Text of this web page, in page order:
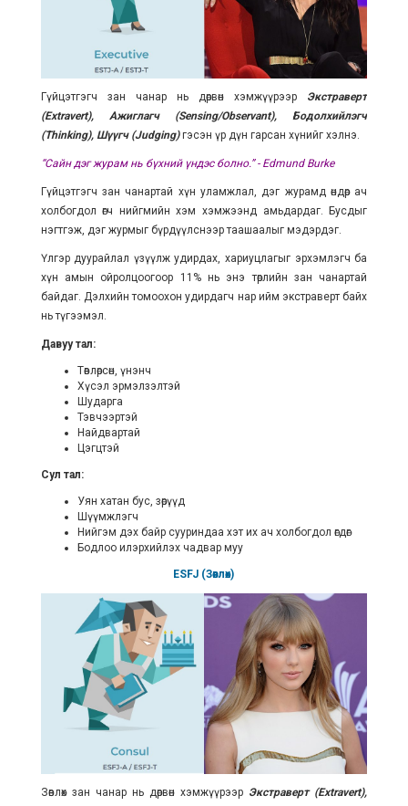
Гүйцэтгэгч зан чанар нь дөрвөн хэмжүүрээр Экстраверт
(Extravert), Ажиглагч (Sensing/Observant), Бодолхийлэгч
(Thinking), Шүүгч (Judging)гэсэн үр дүн гарсан хүнийг хэлнэ.
“Сайн дэг журам нь бүхний үндэс болно.” - Edmund Burke
Гүйцэтгэгч зан чанартай хүн уламжлал, дэг журамд өндөр ач
холбогдол өгч нийгмийн хэм хэмжээнд амьдардаг. Бусдыг
нэгтгэж, дэг журмыг бүрдүүлснээр таашаалыг мэдэрдэг.
Үлгэр дуурайлал үзүүлж удирдах, хариуцлагыг эрхэмлэгч ба
хүн амын ойролцоогоор 11% нь энэ төрлийн зан чанартай
байдаг. Дэлхийн томоохон удирдагч нар ийм экстраверт байх
нь түгээмэл.
Давуу тал:
Төвлөрсөн, үнэнч
Хүсэл эрмэлзэлтэй
Шударга
Тэвчээртэй
Найдвартай
Цэгцтэй
Сул тал:
Уян хатан бус, зөрүүд
Шүүмжлэгч
Нийгэм дэх байр сууриндаа хэт их ач холбогдол өгдөг
Бодлоо илэрхийлэх чадвар муу
ESFJ (Зөвлөх)
Зөвлөх зан чанар нь дөрвөн хэмжүүрээр Экстраверт (Extravert),